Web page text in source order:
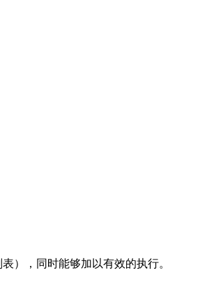
），同时能够加以有效的执行。